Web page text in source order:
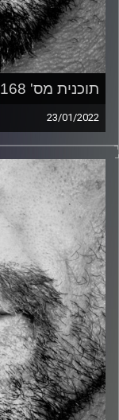
תוכנית מס' 168
23/01/2022
זיפים, מוזיקה
כל מה שחי, אמיתי
עם שמוליק רגב.
קרדיט תמונות: